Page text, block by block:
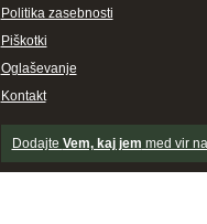
Politika zasebnosti
Piškotki
Oglaševanje
Kontakt
Dodajte Vem, kaj jem med vir